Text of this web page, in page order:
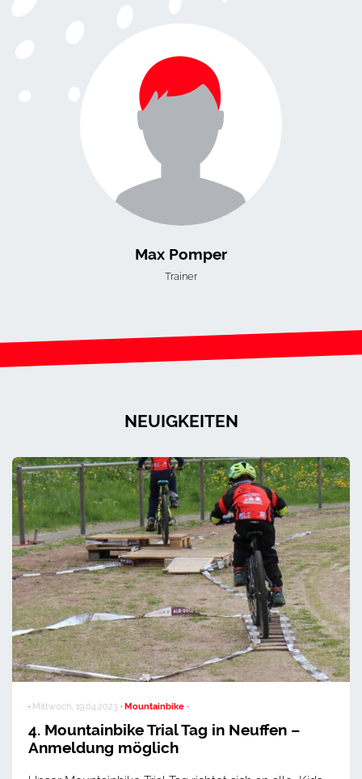
Max Pomper
Trainer
NEUIGKEITEN
· Mittwoch, 19.04.2023 · Mountainbike ·
4. Mountainbike Trial Tag in Neuffen –
Anmeldung möglich